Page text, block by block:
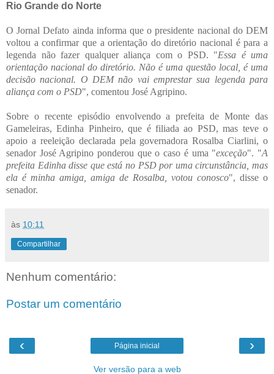
Rio Grande do Norte
O Jornal Defato ainda informa que o presidente nacional do DEM
voltou a confirmar que a orientação do diretório nacional é para a
legenda não fazer qualquer aliança com o PSD. "Essa é uma
orientação nacional do diretório. Não é uma questão local, é uma
decisão nacional. O DEM não vai emprestar sua legenda para
aliança com o PSD", comentou José Agripino.
Sobre o recente episódio envolvendo a prefeita de Monte das
Gameleiras, Edinha Pinheiro, que é filiada ao PSD, mas teve o
apoio a reeleição declarada pela governadora Rosalba Ciarlini, o
senador José Agripino ponderou que o caso é uma "exceção". "A
prefeita Edinha disse que está no PSD por uma circunstância, mas
ela é minha amiga, amiga de Rosalba, votou conosco", disse o
senador.
às 10:11
Compartilhar
Nenhum comentário:
Postar um comentário
‹ ›
Página inicial
Ver versão para a web